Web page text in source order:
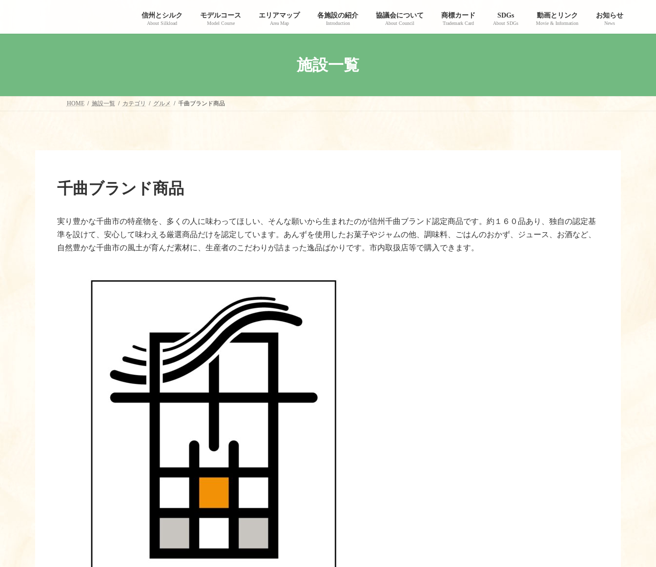
ン
プ
ー
動
信州とシルク
About Silkload
モデルコース
Model Course
エリアマップ
Area Map
各施設の紹介
Introduction
協議会について
About Council
商標カード
Trademark Card
SDGs
About SDGs
動画とリンク
Movie & Information
お知らせ
News
施設一覧
HOME 施設一覧 カテゴリ グルメ 千曲ブランド商品
千曲ブランド商品
実り豊かな千曲市の特産物を、多くの人に味わってほしい、そんな願いから生まれたのが信州千曲ブランド認定商品です。約１６０品あり、独自の認定基
準を設けて、安心して味わえる厳選商品だけを認定しています。あんずを使用したお菓子やジャムの他、調味料、ごはんのおかず、ジュース、お酒など、
自然豊かな千曲市の風土が育んだ素材に、生産者のこだわりが詰まった逸品ばかりです。市内取扱店等で購入できます。